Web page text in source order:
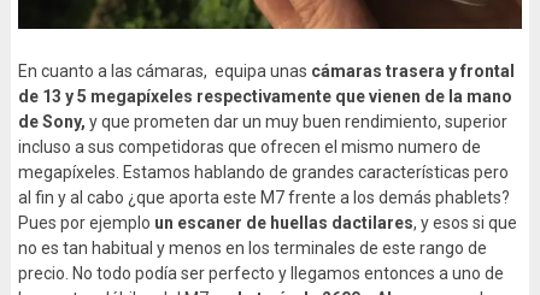
En cuanto a las cámaras, equipa unas cámaras trasera y frontal
de 13 y 5 megapíxeles respectivamente que vienen de la mano
de Sony, y que prometen dar un muy buen rendimiento, superior
incluso a sus competidoras que ofrecen el mismo numero de
megapíxeles. Estamos hablando de grandes características pero
al fin y al cabo ¿que aporta este M7 frente a los demás phablets?
Pues por ejemplo un escaner de huellas dactilares, y esos si que
no es tan habitual y menos en los terminales de este rango de
precio. No todo podía ser perfecto y llegamos entonces a uno de